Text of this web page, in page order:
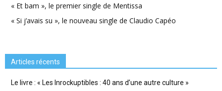
« Et bam », le premier single de Mentissa
« Si j’avais su », le nouveau single de Claudio Capéo
Articles récents
Le livre : « Les Inrockuptibles : 40 ans d’une autre culture »